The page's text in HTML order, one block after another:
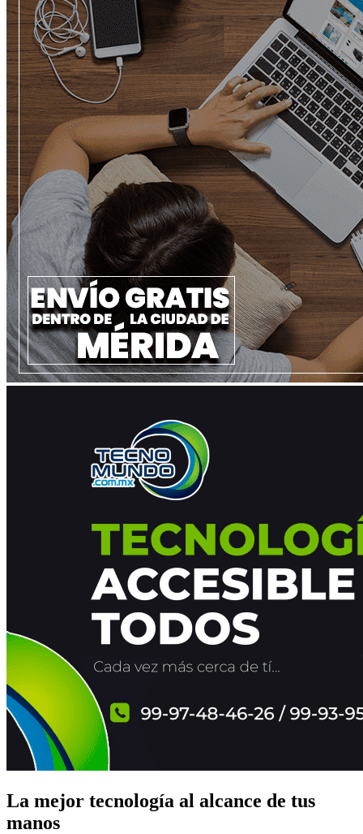
La mejor tecnología al alcance de tus
manos